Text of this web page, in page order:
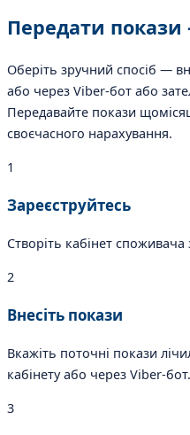
Передати
Оберіть зручний спосіб —
або через Viber-бот або
Передавайте покази
своєчасного нарахування.
1
Зареєструйтесь
Створіть кабінет
2
Внесіть покази
Вкажіть поточні покази
кабінету або через Viber-бот.
3